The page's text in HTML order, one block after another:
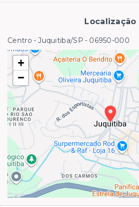
Localização
Centro - Juquitiba/SP - 06950-000
+
−